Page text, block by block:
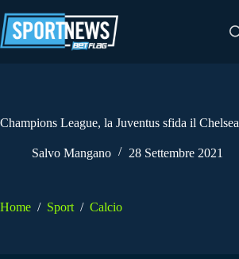
al
contenuto
Champions League, la Juventus sfida il Chelsea
Salvo Mangano 28 Settembre 2021
Home / Sport / Calcio